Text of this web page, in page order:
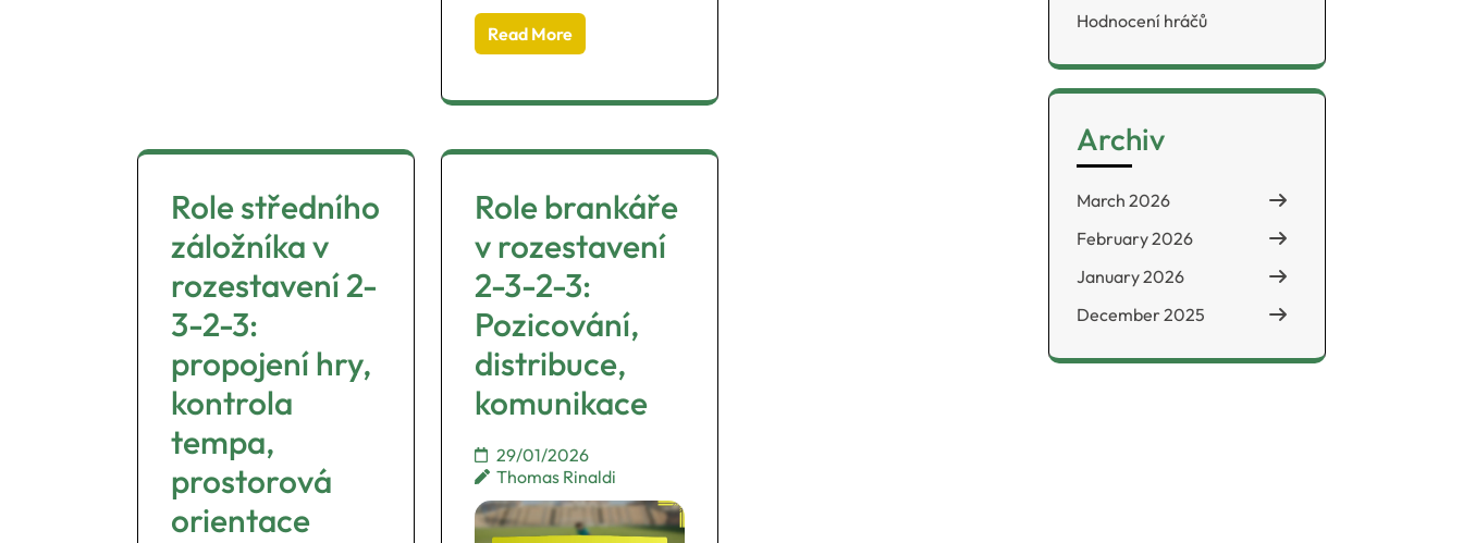
Read More
Role středního
záložníka v
rozestavení 2-
3-2-3:
propojení hry,
kontrola
tempa,
prostorová
orientace
Role brankáře
v rozestavení
2-3-2-3:
Pozicování,
distribuce,
komunikace
29/01/2026
Thomas Rinaldi
Hodnocení hráčů
Archiv
March 2026
February 2026
January 2026
December 2025